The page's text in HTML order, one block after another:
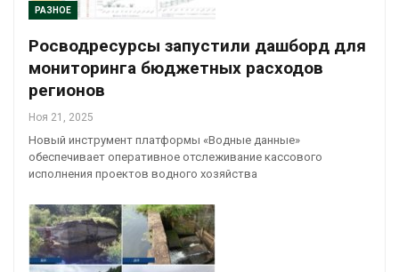
РАЗНОЕ
Росводресурсы запустили дашборд для
мониторинга бюджетных расходов
регионов
Ноя 21, 2025
Новый инструмент платформы «Водные данные»
обеспечивает оперативное отслеживание кассового
исполнения проектов водного хозяйства